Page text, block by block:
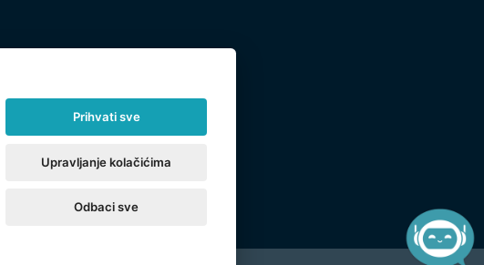
Prihvati sve
Upravljanje kolačićima
Odbaci sve